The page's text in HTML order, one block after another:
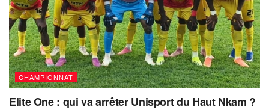
CHAMPIONNAT
Elite One : qui va arrêter Unisport du Haut Nkam ?